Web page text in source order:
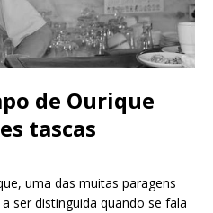
de Ourique
tascas
uma das muitas paragens
ser distinguida quando se fala